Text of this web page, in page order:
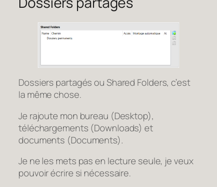
Dossiers partagés ou Shared Folders, c’est
la même chose.
Je rajoute mon bureau (Desktop),
téléchargements (Downloads) et
documents (Documents).
Je ne les mets pas en lecture seule, je veux
pouvoir écrire si nécessaire.